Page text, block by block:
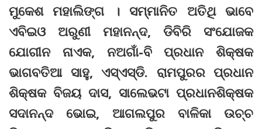
ମୁକେଶ ମହାଲିଙ୍ଗ । ସମ୍ମାନିତ ଅତିଥି ଭାବେ
ଏବିଇଓ ଅରୁଣୀ ମହାନନ୍ଦ, ଡିବିରି ସଂଯୋଜକ
ଯୋଗୀନ ନାଏକ, ନଅଗାଁ-ବି ପ୍ରଧାନ ଶିକ୍ଷକ
ଭାଗବତିଆ ସାହୁ, ଏସ୍‌ଏସ୍‌ଡି. ରାମପୁରର ପ୍ରଧାନ
ଶିକ୍ଷକ ବିଜୟ ଦାସ, ସାଲେଭଟା ପ୍ରଧାନଶିକ୍ଷକ
ସଦାନନ୍ଦ ଭୋଇ, ଆଗଲପୁର ବାଳିକା ଉଚ୍ଚ